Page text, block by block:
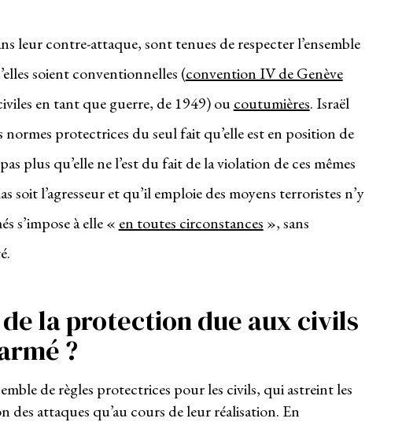
leur contre-attaque, sont tenues de respecter l’ensemble
soient conventionnelles (convention IV de Genève
en tant que guerre, de 1949) oucoutumières. Israël
normes protectrices du seul fait qu’elle est en position de
plus qu’elle ne l’est du fait de la violation de ces mêmes
soit l’agresseur et qu’il emploie des moyens terroristes n’y
s’impose à elle « en toutes circonstances », sans
de la protection due aux civils
?
de règles protectrices pour les civils, qui astreint les
des attaques qu’au cours de leur réalisation. En